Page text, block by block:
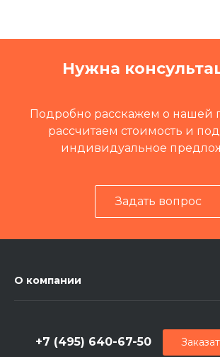
Нужна
Подробно расскажем о нашей
рассчитаем стоимость и
индивидуальное
Задать вопрос
О компании
+7 (495) 640-67-50